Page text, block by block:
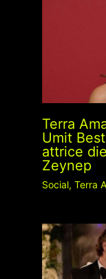
Terra
Umit
attrice
Zeynep
Social, Terra